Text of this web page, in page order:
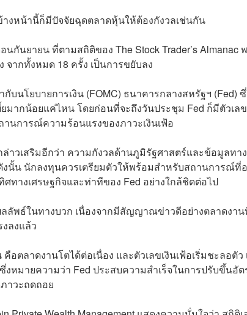
งหน้านี้ก็มีปัจจัยฉุดตลาดหุ้นให้ต้องกังวลเช่นกัน
กันยายน ที่ตามสถิติของ The Stock Trader’s Almanac
จากทั้งหมด 18 ครั้ง เป็นการขยับลง
โยบายการเงิน (FOMC) ธนาคารกลางสหรัฐฯ (Fed)
ากน้อยแค่ไหน โดยก่อนที่จะถึงวันประชุม Fed ก็มีตัวเล
นการณ์ความร้อนแรงของภาวะเงินเฟ้อ
าวเสริมอีกว่า ความกังวลด้านภูมิรัฐศาสตร์และข้อมูลทาง
นั้น นักลงทุนควรเตรียมตัวให้พร้อมสำหรับสถานการณ์ที่
ทางเศรษฐกิจและท่าทีของ Fed อย่างใกล้ชิดต่อไป
ลัพธ์ในทางบวก เนื่องจากมีสัญญาณข่าวดีอย่างตลาดงาน
ลงแล้ว
ลาดงานโตได้ต่อเนื่อง และตัวเลขเงินเฟ้อเริ่มชะลอตัว
หมายความว่า Fed ประสบความสำเร็จในการปรับขึ้นอัต
าวะถดถอย